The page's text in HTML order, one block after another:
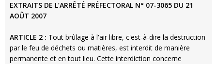
EXTRAITS DE L’ARRÊTÉ PRÉFECTORAL N° 07-3065 DU 21
AOÛT 2007
ARTICLE 2 : Tout brûlage à l'air libre, c'est-à-dire la destruction
par le feu de déchets ou matières, est interdit de manière
permanente et en tout lieu. Cette interdiction concerne